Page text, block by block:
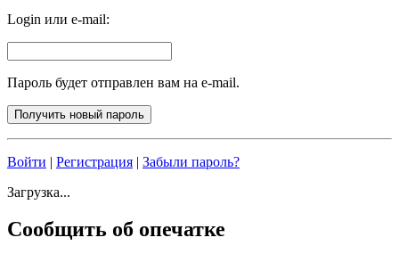
Login или e-mail:
Пароль будет отправлен вам на e-mail.
Войти | Регистрация | Забыли пароль?
Загрузка...
Сообщить об опечатке